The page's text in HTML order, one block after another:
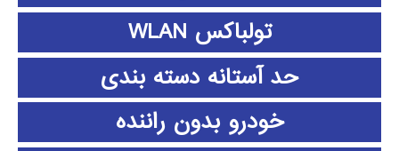
تولباکس WLAN
حد آستانه دسته بندی
خودرو بدون راننده